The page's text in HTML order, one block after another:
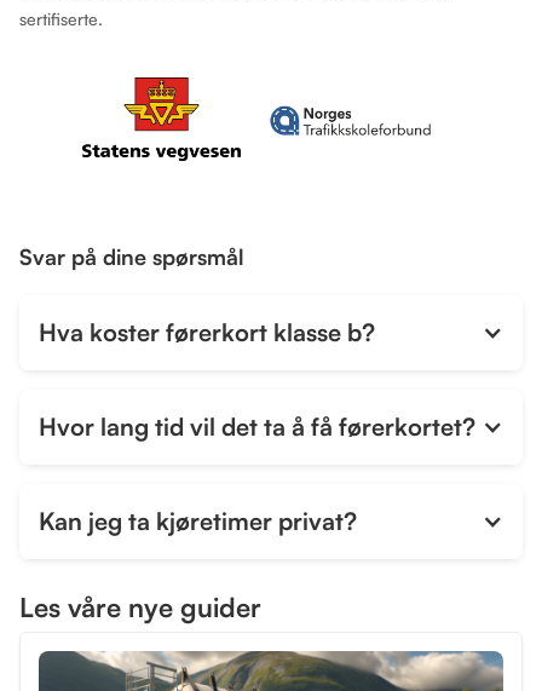
sertifiserte.
Svar på dine spørsmål
Hva koster førerkort klasse b?
Hvor lang tid vil det ta å få førerkortet?
Kan jeg ta kjøretimer privat?
Les våre nye guider